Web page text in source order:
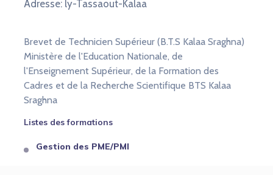
Adresse: ly-Tassaout-Kalaa
Brevet de Technicien Supérieur (B.T.S Kalaa Sraghna)
Ministère de l'Education Nationale, de
l'Enseignement Supérieur, de la Formation des
Cadres et de la Recherche Scientifique BTS Kalaa
Sraghna
Listes des formations
Gestion des PME/PMI